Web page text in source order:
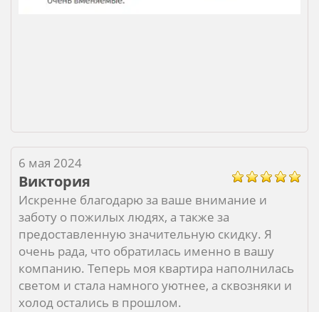
6 мая 2024
Виктория
Искренне благодарю за ваше внимание и
заботу о пожилых людях, а также за
предоставленную значительную скидку. Я
очень рада, что обратилась именно в вашу
компанию. Теперь моя квартира наполнилась
светом и стала намного уютнее, а сквозняки и
холод остались в прошлом.